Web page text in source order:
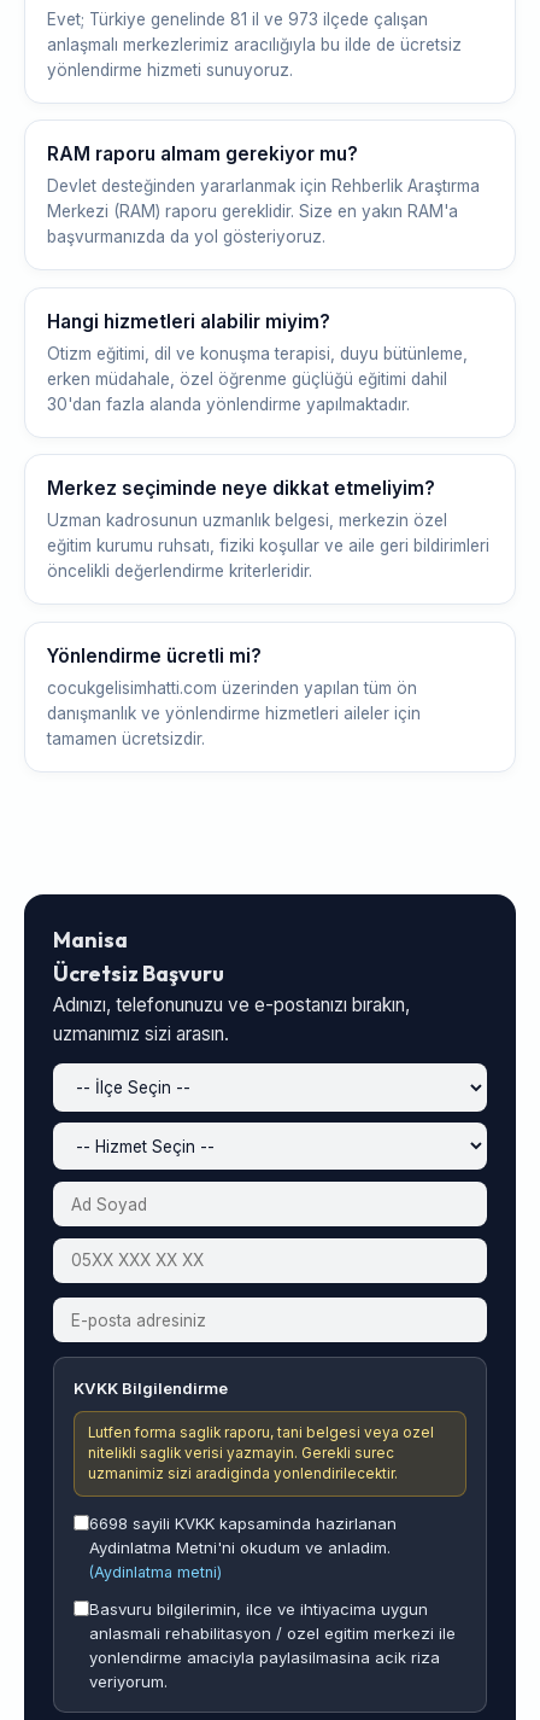
Evet; Türkiye genelinde 81 il ve 973 ilçede çalışan
anlaşmalı merkezlerimiz aracılığıyla bu ilde de ücretsiz
yönlendirme hizmeti sunuyoruz.
RAM raporu almam gerekiyor mu?
Devlet desteğinden yararlanmak için Rehberlik Araştırma
Merkezi (RAM) raporu gereklidir. Size en yakın RAM'a
başvurmanızda da yol gösteriyoruz.
Hangi hizmetleri alabilir miyim?
Otizm eğitimi, dil ve konuşma terapisi, duyu bütünleme,
erken müdahale, özel öğrenme güçlüğü eğitimi dahil
30'dan fazla alanda yönlendirme yapılmaktadır.
Merkez seçiminde neye dikkat etmeliyim?
Uzman kadrosunun uzmanlık belgesi, merkezin özel
eğitim kurumu ruhsatı, fiziki koşullar ve aile geri bildirimleri
öncelikli değerlendirme kriterleridir.
Yönlendirme ücretli mi?
cocukgelisimhatti.com üzerinden yapılan tüm ön
danışmanlık ve yönlendirme hizmetleri aileler için
tamamen ücretsizdir.
Manisa
Ücretsiz Başvuru
Adınızı, telefonunuzu ve e-postanızı bırakın,
uzmanımız sizi arasın.
KVKK Bilgilendirme
Lutfen forma saglik raporu, tani belgesi veya ozel
nitelikli saglik verisi yazmayin. Gerekli surec
uzmanimiz sizi aradiginda yonlendirilecektir.
6698 sayili KVKK kapsaminda hazirlanan
Aydinlatma Metni'ni okudum ve anladim.
(Aydinlatma metni)
Basvuru bilgilerimin, ilce ve ihtiyacima uygun
anlasmali rehabilitasyon / ozel egitim merkezi ile
yonlendirme amaciyla paylasilmasina acik riza
veriyorum.